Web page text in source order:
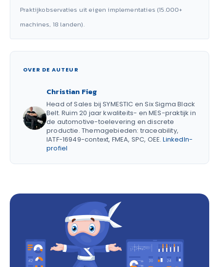
Praktijkobservaties uit eigen implementaties (15.000+
machines, 18 landen).
OVER DE AUTEUR
Christian Fieg
Head of Sales bij SYMESTIC en Six Sigma Black
Belt. Ruim 20 jaar kwaliteits- en MES-praktijk in
de automotive-toelevering en discrete
productie. Themagebieden: traceability,
IATF-16949-context, FMEA, SPC, OEE.LinkedIn-
profiel